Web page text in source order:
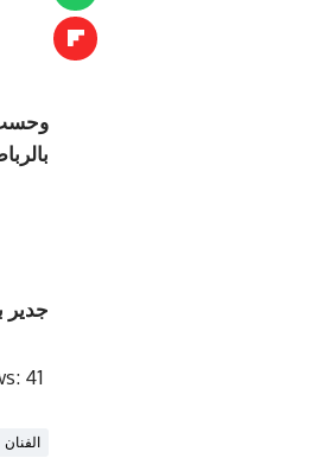
وحسب
جدير
41
الفنان